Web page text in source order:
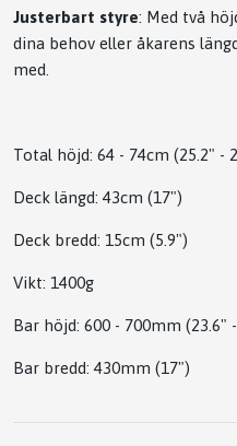
Justerbart styre: Med två
dina behov eller åkarens
med.
Total höjd: 64 - 74cm (25.2" -
Deck längd: 43cm (17")
Deck bredd: 15cm (5.9")
Vikt: 1400g
Bar höjd: 600 - 700mm (23.6"
Bar bredd: 430mm (17")